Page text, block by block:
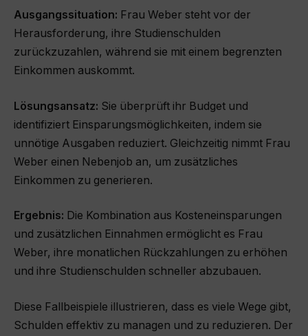
Ausgangssituation: Frau Weber steht vor der
Herausforderung, ihre Studienschulden
zurückzuzahlen, während sie mit einem begrenzten
Einkommen auskommt.
Lösungsansatz: Sie überprüft ihr Budget und
identifiziert Einsparungsmöglichkeiten, indem sie
unnötige Ausgaben reduziert. Gleichzeitig nimmt Frau
Weber einen Nebenjob an, um zusätzliches
Einkommen zu generieren.
Ergebnis: Die Kombination aus Kosteneinsparungen
und zusätzlichen Einnahmen ermöglicht es Frau
Weber, ihre monatlichen Rückzahlungen zu erhöhen
und ihre Studienschulden schneller abzubauen.
Diese Fallbeispiele illustrieren, dass es viele Wege gibt,
Schulden effektiv zu managen und zu reduzieren. Der